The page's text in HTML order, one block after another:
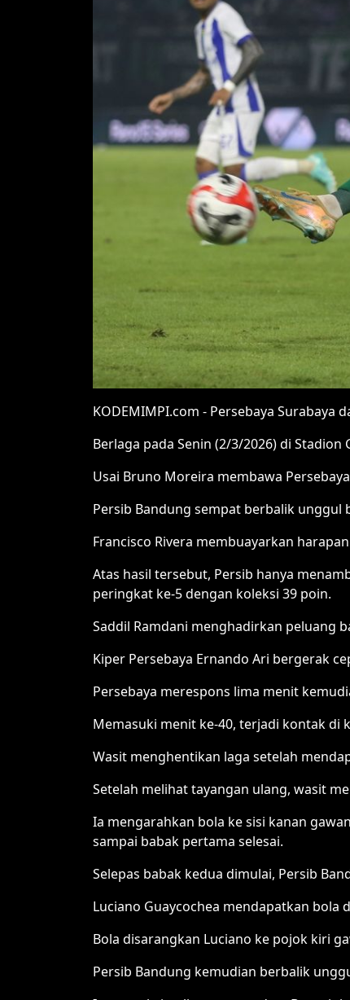
KODEMIMPI.com - Persebaya Surabaya
Berlaga pada Senin (2/3/2026) di Stadion
Usai Bruno Moreira membawa
Persib Bandung sempat berbalik unggul
Francisco Rivera membuayarkan
Atas hasil tersebut, Persib hanya
peringkat ke-5 dengan koleksi 39 poin.
Saddil Ramdani menghadirkan peluang
Kiper Persebaya Ernando Ari bergerak
Persebaya merespons lima menit
Memasuki menit ke-40, terjadi kontak di
Wasit menghentikan laga setelah
Setelah melihat tayangan ulang, wasit
Ia mengarahkan bola ke sisi kanan
sampai babak pertama selesai.
Selepas babak kedua dimulai, Persib
Luciano Guaycochea mendapatkan bola
Bola disarangkan Luciano ke pojok kiri
Persib Bandung kemudian berbalik